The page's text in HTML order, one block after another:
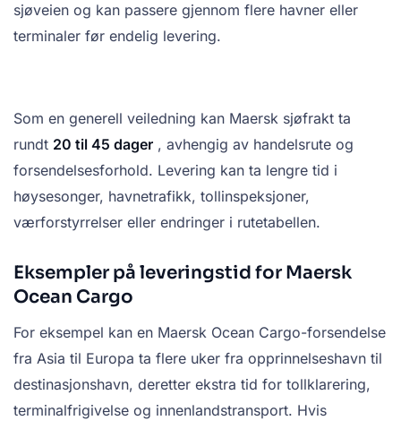
sjøveien og kan passere gjennom flere havner eller
terminaler før endelig levering.
Som en generell veiledning kan Maersk sjøfrakt ta
rundt 20 til 45 dager , avhengig av handelsrute og
forsendelsesforhold. Levering kan ta lengre tid i
høysesonger, havnetrafikk, tollinspeksjoner,
værforstyrrelser eller endringer i rutetabellen.
Eksempler på leveringstid for Maersk
Ocean Cargo
For eksempel kan en Maersk Ocean Cargo-forsendelse
fra Asia til Europa ta flere uker fra opprinnelseshavn til
destinasjonshavn, deretter ekstra tid for tollklarering,
terminalfrigivelse og innenlandstransport. Hvis